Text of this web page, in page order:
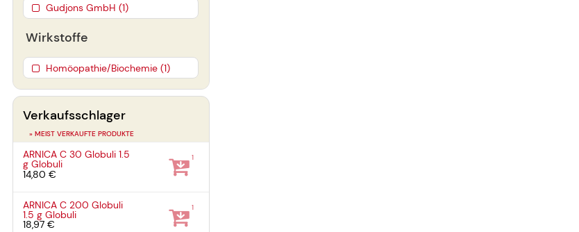
Gudjons GmbH (1)
Wirkstoffe
Homöopathie/Biochemie (1)
Verkaufsschlager
» MEIST VERKAUFTE PRODUKTE
ARNICA C 30 Globuli1.5
gGlobuli
14,80 €
1
ARNICA C 200 Globuli
1.5 gGlobuli
18,97 €
1